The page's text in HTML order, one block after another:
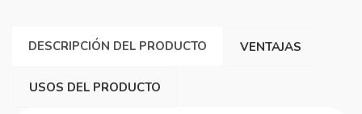
DESCRIPCIÓN DEL PRODUCTO VENTAJAS
USOS DEL PRODUCTO